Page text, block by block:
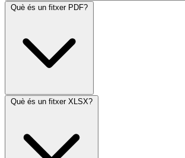
Què és un fitxer PDF?
Què és un fitxer XLSX?